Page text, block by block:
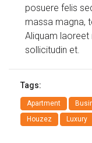
posuere felis
massa magna,
Aliquam laoreet
sollicitudin et.
Tags:
Apartment
Houzez
Luxury